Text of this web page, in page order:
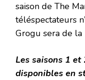
saison de The
téléspectateurs
Grogu sera de la
Les saisons 1
disponibles en